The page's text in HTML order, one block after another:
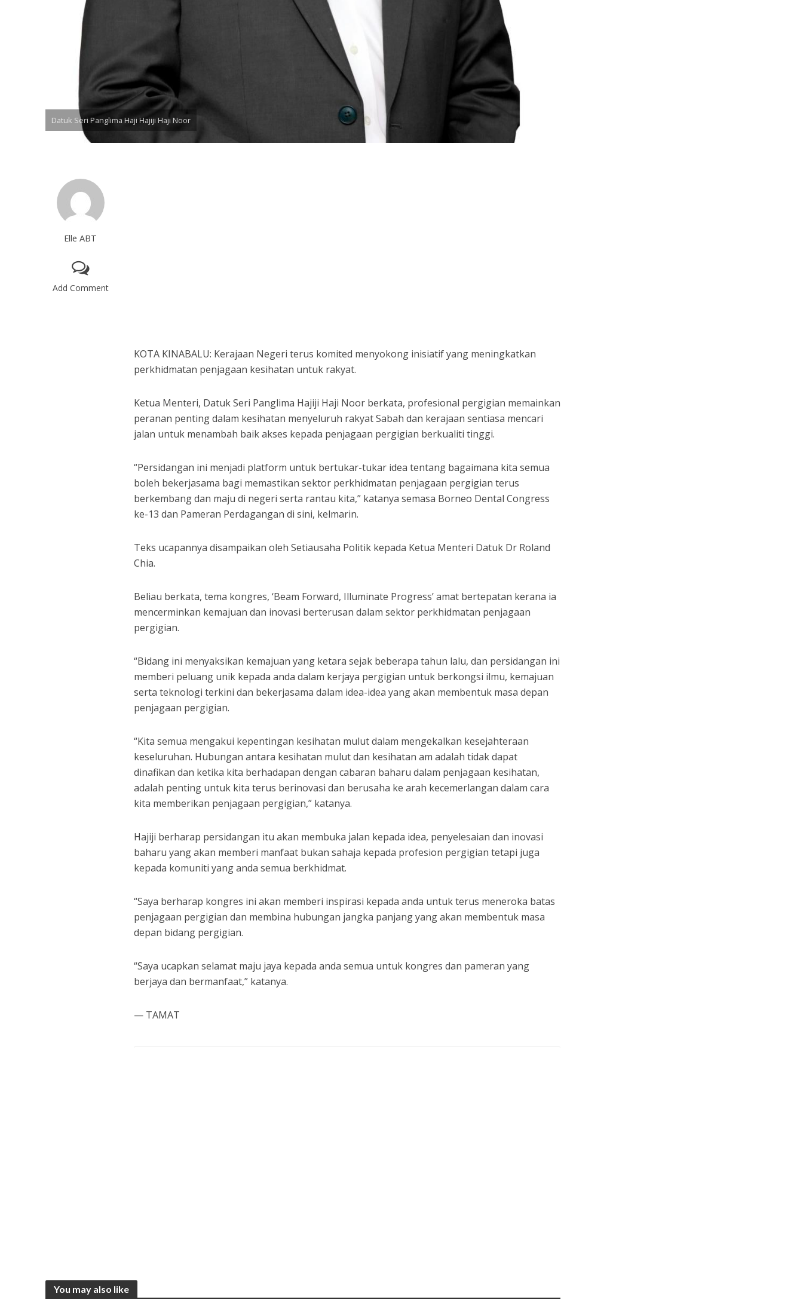
Datuk Seri Panglima Haji Hajiji Haji Noor
Elle ABT
Add Comment
KOTA KINABALU: Kerajaan Negeri terus komited menyokong inisiatif yang meningkatkan
perkhidmatan penjagaan kesihatan untuk rakyat.
Ketua Menteri, Datuk Seri Panglima Hajiji Haji Noor berkata, profesional pergigian memainkan
peranan penting dalam kesihatan menyeluruh rakyat Sabah dan kerajaan sentiasa mencari
jalan untuk menambah baik akses kepada penjagaan pergigian berkualiti tinggi.
“Persidangan ini menjadi platform untuk bertukar-tukar idea tentang bagaimana kita semua
boleh bekerjasama bagi memastikan sektor perkhidmatan penjagaan pergigian terus
berkembang dan maju di negeri serta rantau kita,” katanya semasa Borneo Dental Congress
ke-13 dan Pameran Perdagangan di sini, kelmarin.
Teks ucapannya disampaikan oleh Setiausaha Politik kepada Ketua Menteri Datuk Dr Roland
Chia.
Beliau berkata, tema kongres, ‘Beam Forward, Illuminate Progress’ amat bertepatan kerana ia
mencerminkan kemajuan dan inovasi berterusan dalam sektor perkhidmatan penjagaan
pergigian.
“Bidang ini menyaksikan kemajuan yang ketara sejak beberapa tahun lalu, dan persidangan ini
memberi peluang unik kepada anda dalam kerjaya pergigian untuk berkongsi ilmu, kemajuan
serta teknologi terkini dan bekerjasama dalam idea-idea yang akan membentuk masa depan
penjagaan pergigian.
“Kita semua mengakui kepentingan kesihatan mulut dalam mengekalkan kesejahteraan
keseluruhan. Hubungan antara kesihatan mulut dan kesihatan am adalah tidak dapat
dinafikan dan ketika kita berhadapan dengan cabaran baharu dalam penjagaan kesihatan,
adalah penting untuk kita terus berinovasi dan berusaha ke arah kecemerlangan dalam cara
kita memberikan penjagaan pergigian,” katanya.
Hajiji berharap persidangan itu akan membuka jalan kepada idea, penyelesaian dan inovasi
baharu yang akan memberi manfaat bukan sahaja kepada profesion pergigian tetapi juga
kepada komuniti yang anda semua berkhidmat.
“Saya berharap kongres ini akan memberi inspirasi kepada anda untuk terus meneroka batas
penjagaan pergigian dan membina hubungan jangka panjang yang akan membentuk masa
depan bidang pergigian.
“Saya ucapkan selamat maju jaya kepada anda semua untuk kongres dan pameran yang
berjaya dan bermanfaat,” katanya.
— TAMAT
You may also like